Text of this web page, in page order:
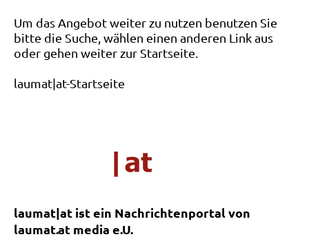
Um das Angebot weiter zu nutzen benutzen Sie
bitte die Suche, wählen einen anderen Link aus
oder gehen weiter zur Startseite.
laumat|at-Startseite
laumat|at ist ein Nachrichtenportal von
laumat.at media e.U.